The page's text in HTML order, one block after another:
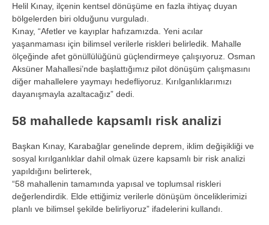
Helil Kınay, ilçenin kentsel dönüşüme en fazla ihtiyaç duyan
bölgelerden biri olduğunu vurguladı.
Kınay, “Afetler ve kayıplar hafızamızda. Yeni acılar
yaşanmaması için bilimsel verilerle riskleri belirledik. Mahalle
ölçeğinde afet gönüllülüğünü güçlendirmeye çalışıyoruz. Osman
Aksüner Mahallesi’nde başlattığımız pilot dönüşüm çalışmasını
diğer mahallelere yaymayı hedefliyoruz. Kırılganlıklarımızı
dayanışmayla azaltacağız” dedi.
58 mahallede kapsamlı risk analizi
Başkan Kınay, Karabağlar genelinde deprem, iklim değişikliği ve
sosyal kırılganlıklar dahil olmak üzere kapsamlı bir risk analizi
yapıldığını belirterek,
“58 mahallenin tamamında yapısal ve toplumsal riskleri
değerlendirdik. Elde ettiğimiz verilerle dönüşüm önceliklerimizi
planlı ve bilimsel şekilde belirliyoruz” ifadelerini kullandı.